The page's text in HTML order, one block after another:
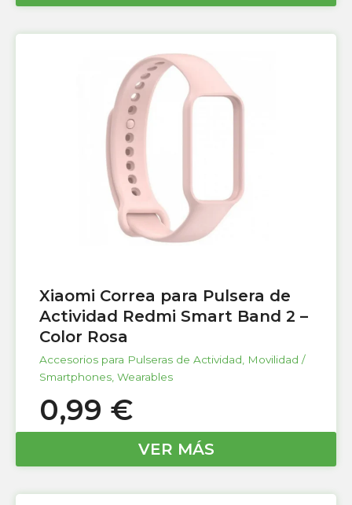
Xiaomi Correa para Pulsera de
Actividad Redmi Smart Band 2 –
Color Rosa
Accesorios para Pulseras de Actividad
Movilidad /
Smartphones Wearables
0,99 €
VER MÁS